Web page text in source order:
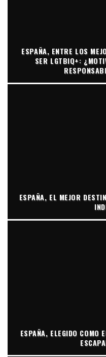
ESPAÑA, ENTRE LOS
SER LGTBIQ+:
ESPAÑA, EL MEJOR
ESPAÑA, ELEGIDO COMO